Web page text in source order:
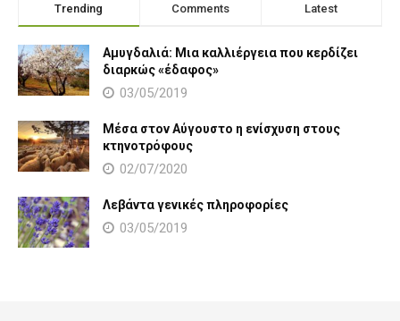
Trending Comments Latest
Αμυγδαλιά: Μια καλλιέργεια που κερδίζει
διαρκώς «έδαφος»
03/05/2019
Μέσα στον Αύγουστο η ενίσχυση στους
κτηνοτρόφους
02/07/2020
Λεβάντα γενικές πληροφορίες
03/05/2019